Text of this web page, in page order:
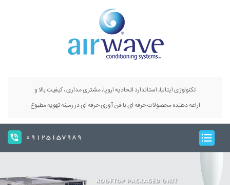
تکنولوژی ایتالیا، استاندارد اتحادیه اروپا، مشتری مداری ، کیفیت بالا و
اراعه دهنده محصولات حرفه ای با فن آوری حرفه ای در زمینه تهویه مطبوع
09125157989